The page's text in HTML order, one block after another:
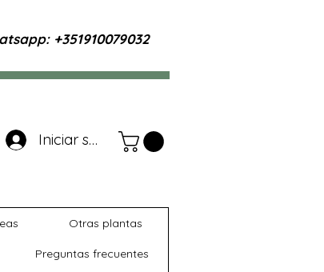
+351910079032
Iniciar sesión
Otras plantas
Preguntas frecuentes